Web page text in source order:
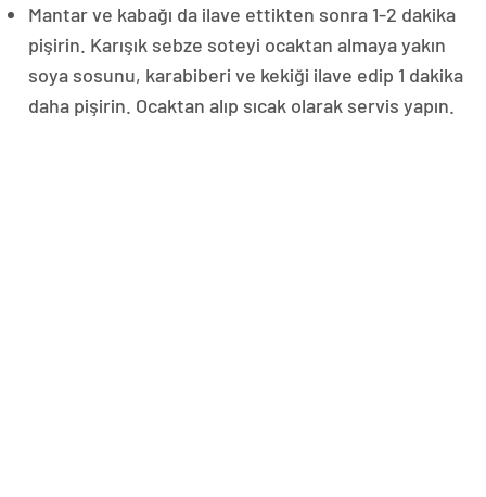
Mantar ve kabağı da ilave ettikten sonra 1-2 dakika
pişirin. Karışık sebze soteyi ocaktan almaya yakın
soya sosunu, karabiberi ve kekiği ilave edip 1 dakika
daha pişirin. Ocaktan alıp sıcak olarak servis yapın.